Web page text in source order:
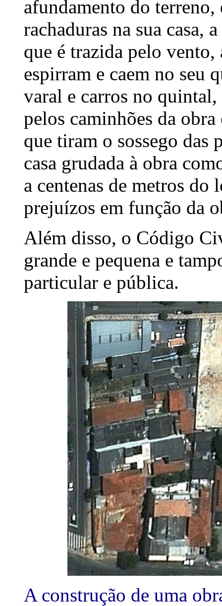
afundamento do
rachaduras na sua casa,
que é trazida pelo
espirram e caem no seu
varal e carros no quintal,
pelos caminhões da
que tiram o sossego das
casa grudada à obra
a centenas de metros do
prejuízos em função da
Além disso, o Código
grande e pequena e
particular e pública.
A construção de uma